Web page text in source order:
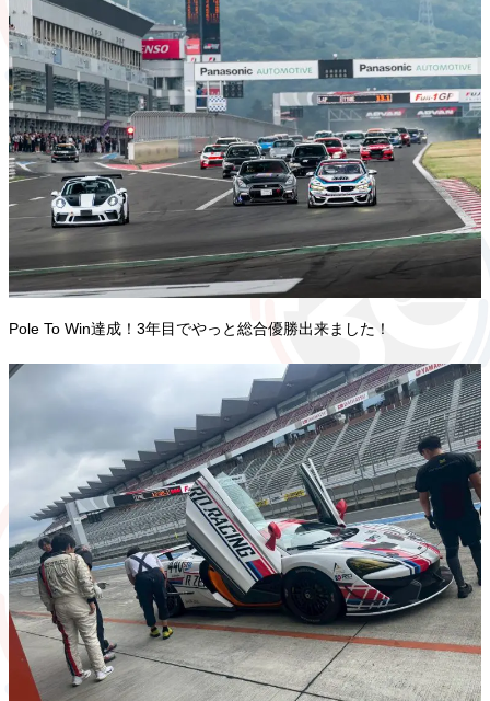
Pole To Win達成！3年目でやっと総合優勝出来ました！